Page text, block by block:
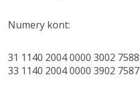
Numery kont:
31 1140 2004 0000 3002
33 1140 2004 0000 3902